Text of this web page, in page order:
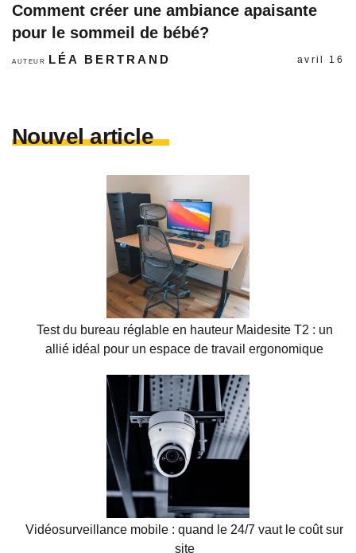
Comment créer une ambiance apaisante
pour le sommeil de bébé?
AUTEUR LÉA BERTRAND avril 16
Nouvel article
Test du bureau réglable en hauteur Maidesite T2 : un
allié idéal pour un espace de travail ergonomique
Vidéosurveillance mobile : quand le 24/7 vaut le coût sur
site